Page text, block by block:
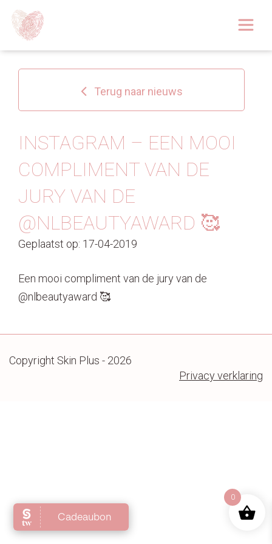
Over
Huidoplossingen
Behandelingen
Tarieven 2026
Blog
Webshop
Terug naar nieuws
INSTAGRAM – EEN MOOI
COMPLIMENT VAN DE
JURY VAN DE
@NLBEAUTYAWARD 🥰
Geplaatst op: 17-04-2019
Een mooi compliment van de jury van de
@nlbeautyaward 🥰
Copyright Skin Plus - 2026
Privacy verklaring
0